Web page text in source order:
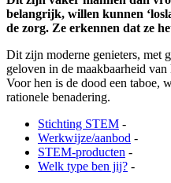
belangrijk, willen kunnen
de zorg. Ze erkennen dat ze
Dit zijn moderne genieters, met
geloven in de maakbaarheid
Voor hen is de dood een taboe,
rationele benadering.
Stichting STEM -
Werkwijze/aanbod -
STEM-producten -
Welk type ben jij? -